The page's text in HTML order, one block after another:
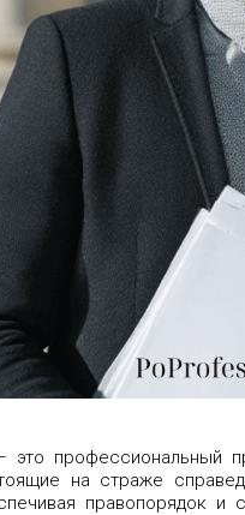
профессиональный
на страже
правопорядок и